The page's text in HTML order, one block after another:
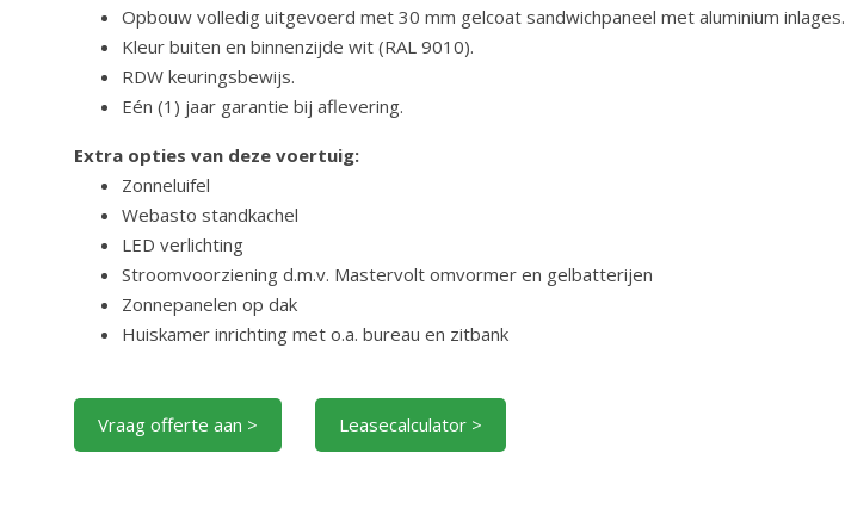
Opbouw volledig uitgevoerd met 30 mm gelcoat sandwichpaneel met aluminium inlages.
Kleur buiten en binnenzijde wit (RAL 9010).
RDW keuringsbewijs.
Eén (1) jaar garantie bij aflevering.
Extra opties van deze voertuig:
Zonneluifel
Webasto standkachel
LED verlichting
Stroomvoorziening d.m.v. Mastervolt omvormer en gelbatterijen
Zonnepanelen op dak
Huiskamer inrichting met o.a. bureau en zitbank
Vraag offerte aan > Leasecalculator >